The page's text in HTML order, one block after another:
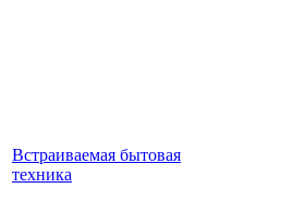
Встраиваемая бытовая
техника